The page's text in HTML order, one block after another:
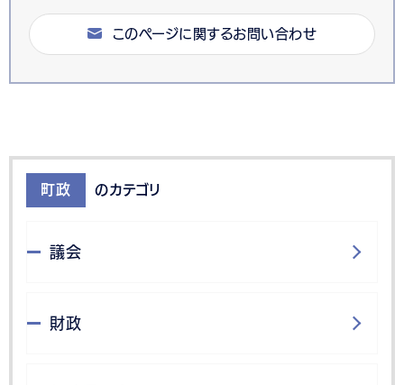
このページに関するお問い合わせ
町政 のカテゴリ
議会
財政